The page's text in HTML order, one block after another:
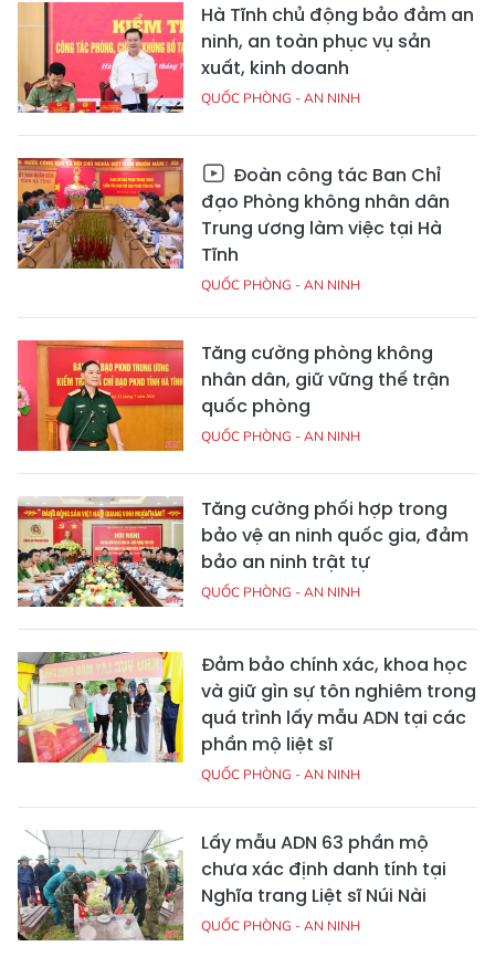
Hà Tĩnh chủ động bảo đảm an
ninh, an toàn phục vụ sản
xuất, kinh doanh
QUỐC PHÒNG - AN NINH
Đoàn công tác Ban Chỉ
đạo Phòng không nhân dân
Trung ương làm việc tại Hà
Tĩnh
QUỐC PHÒNG - AN NINH
Tăng cường phòng không
nhân dân, giữ vững thế trận
quốc phòng
QUỐC PHÒNG - AN NINH
Tăng cường phối hợp trong
bảo vệ an ninh quốc gia, đảm
bảo an ninh trật tự
QUỐC PHÒNG - AN NINH
Đảm bảo chính xác, khoa học
và giữ gìn sự tôn nghiêm trong
quá trình lấy mẫu ADN tại các
phần mộ liệt sĩ
QUỐC PHÒNG - AN NINH
Lấy mẫu ADN 63 phần mộ
chưa xác định danh tính tại
Nghĩa trang Liệt sĩ Núi Nài
QUỐC PHÒNG - AN NINH